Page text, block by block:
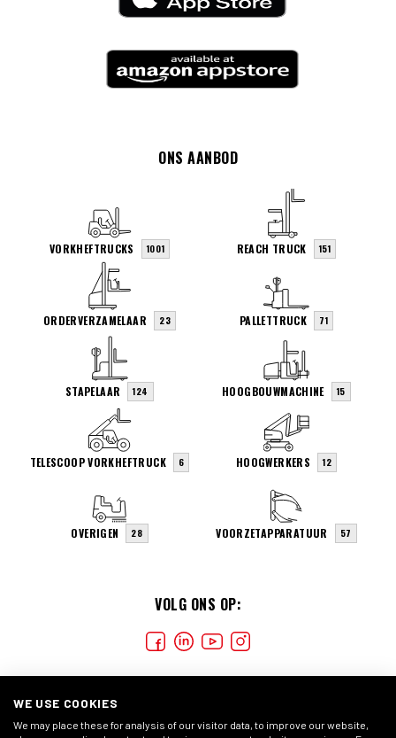
VOLG ONS OP:
ONS AANBOD
VORKHEFTRUCKS 1001 REACH TRUCK 151
ORDERVERZAMELAAR 23 PALLETTRUCK 71
STAPELAAR 124 HOOGBOUWMACHINE 15
TELESCOOP VORKHEFTRUCK 6 HOOGWERKERS 12
OVERIGEN 28 VOORZETAPPARATUUR 57
WE USE COOKIES
We may place these for analysis of our visitor data, to improve our website,